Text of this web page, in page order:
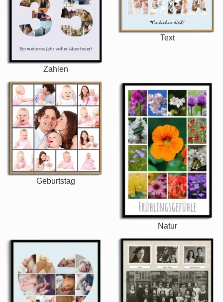
Zahlen
Text
Geburtstag
Natur